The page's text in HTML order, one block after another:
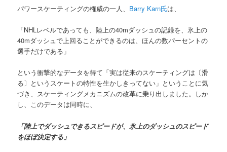
パワースケーティングの権威の一人、 Barry Karn氏は、
「NHLレベルであっても、陸上の40mダッシュの記録を、氷上の
40mダッシュで上回ることができるのは、ほんの数パーセントの
選手だけである」
という衝撃的なデータを得て「実は従来のスケーティングは〔滑
る〕というスケートの特性を生かしきってない」ということに気
づき、スケーティングメカニズムの改革に乗り出しました。しか
し、このデータは同時に、
「陸上でダッシュできるスピードが、氷上のダッシュのスピード
をほぼ決定する」